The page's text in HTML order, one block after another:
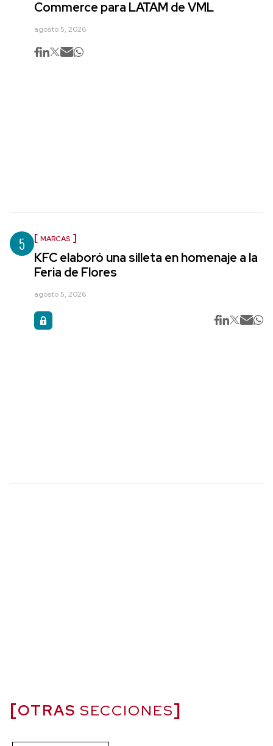
Commerce para LATAM de VML
agosto 5, 2026
5 MARCAS
KFC elaboró una silleta en homenaje a la
Feria de Flores
agosto 5, 2026
OTRAS SECCIONES